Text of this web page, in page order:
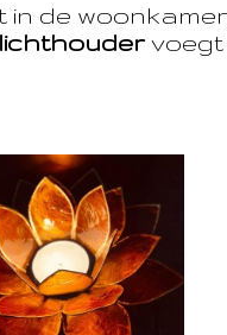
in de
voegt